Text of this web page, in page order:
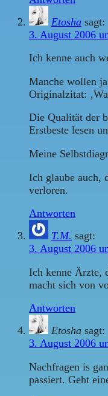
Etosha sagt:
3. August 2006
Ich kenne auch
Manche wollen
Originalzitat:
Die Qualität der
Erstbeste lesen
Meine
Ich glaube auch,
verloren.
Antworten
T.M. sagt:
3. August 2006
Ich kenne Ärzte,
macht sich von
Antworten
Etosha sagt:
3. August 2006
Nachfragen is
passiert. Geht